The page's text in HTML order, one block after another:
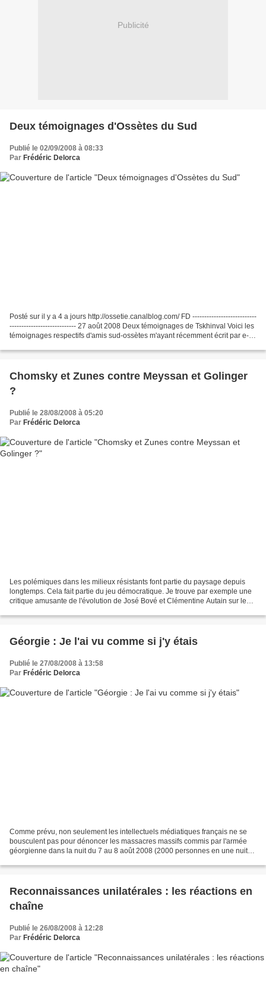
Publicité
Deux témoignages d'Ossètes du Sud
Publié le 02/09/2008 à 08:33
Par Frédéric Delorca
Posté sur il y a 4 a jours http://ossetie.canalblog.com/ FD ---------------------------
---------------------------- 27 août 2008 Deux témoignages de Tskhinval Voici les
témoignages respectifs d'amis sud-ossètes m'ayant récemment écrit par e-
Chomsky et Zunes contre Meyssan et Golinger
?
Publié le 28/08/2008 à 05:20
Par Frédéric Delorca
Les polémiques dans les milieux résistants font partie du paysage depuis
longtemps. Cela fait partie du jeu démocratique. Je trouve par exemple une
critique amusante de l'évolution de José Bové et Clémentine Autain sur le
Géorgie : Je l'ai vu comme si j'y étais
Publié le 27/08/2008 à 13:58
Par Frédéric Delorca
Comme prévu, non seulement les intellectuels médiatiques français ne se
bousculent pas pour dénoncer les massacres massifs commis par l'armée
géorgienne dans la nuit du 7 au 8 août 2008 (2000 personnes en une nuit
Reconnaissances unilatérales : les réactions en
chaîne
Publié le 26/08/2008 à 12:28
Par Frédéric Delorca